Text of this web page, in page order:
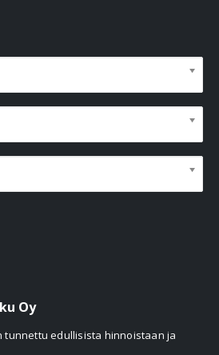
Oy
tunnettu edullisista hinnoistaan ja